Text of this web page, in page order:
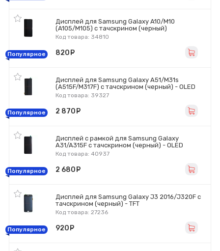
Дисплей для Samsung Galaxy A10/M10
(A105/M105) с тачскрином (черный)
Код товара: 34810
Популярное 820
Дисплей для Samsung Galaxy A51/M31s
(A515F/M317F) с тачскрином (черный) - OLED
Код товара: 39327
Популярное 2 870
Дисплей с рамкой для Samsung Galaxy
A31/A315F с тачскрином (черный) - OLED
Код товара: 40937
Популярное 2 680
Дисплей для Samsung Galaxy J3 2016/J320F с
тачскрином (черный) - TFT
Код товара: 27236
Популярное 920